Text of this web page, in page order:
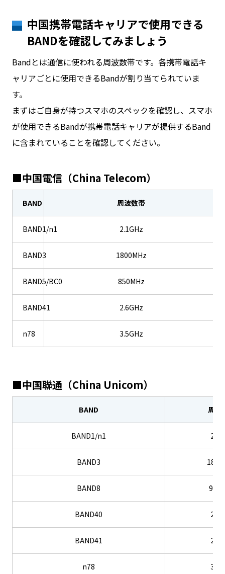
中国携帯電話キャリアで使用できる
BANDを確認してみましょう
Bandとは通信に使われる周波数帯です。各携帯電話キ
ャリアごとに使用できるBandが割り当てられていま
す。
まずはご自身が持つスマホのスペックを確認し、スマホ
が使用できるBandが携帯電話キャリアが提供するBand
に含まれていることを確認してください。
■中国電信（China Telecom）
BAND 周波数帯
BAND1/n1 2.1GHz
BAND3 1800MHz
BAND5/BC0 850MHz
BAND41 2.6GHz
n78 3.5GHz
■中国聯通（China Unicom）
BAND 周波
BAND1/n1
BAND3
BAND8
BAND40
BAND41
n78